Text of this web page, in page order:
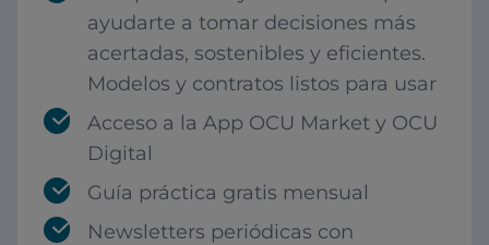
ayudarte a tomar decisiones más
acertadas, sostenibles y eficientes.
Modelos y contratos listos para usar
Acceso a la App OCU Market y OCU
Digital
Guía práctica gratis mensual
Newsletters periódicas con